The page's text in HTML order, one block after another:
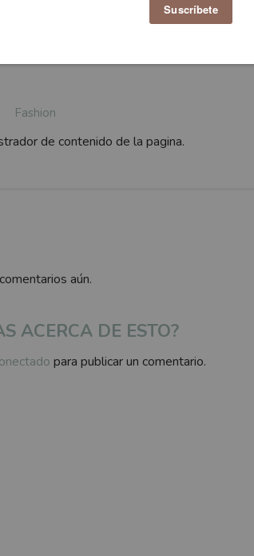
Fashion
de contenido de la pagina.
aún.
ACERCA DE ESTO?
para publicar un comentario.